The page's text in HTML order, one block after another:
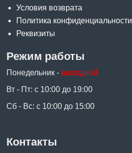
Условия возврата
Политика конфиденциальности
Реквизиты
Режим работы
Понедельник - выходной
Вт - Пт: с 10:00 до 19:00
Сб - Вс: с 10:00 до 15:00
Контакты